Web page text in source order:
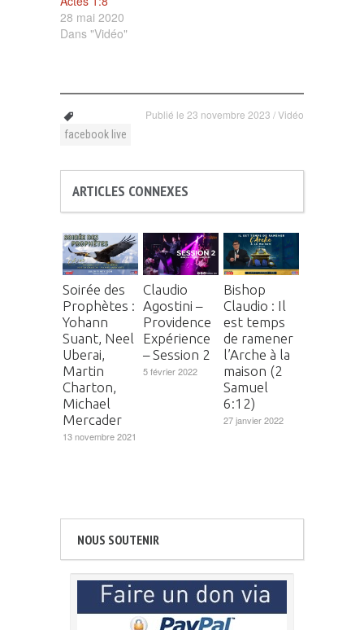
28 mai 2020
Dans "Vidéo"
Publié le 23 novembre 2023 /Vidéo
facebook live
ARTICLES CONNEXES
Soirée des
Prophètes :
Yohann
Suant, Neel
Uberai,
Martin
Charton,
Michael
Mercader
13 novembre 2021
Claudio
Agostini –
Providence
Expérience
– Session 2
5 février 2022
Bishop
Claudio : Il
est temps
de ramener
l’Arche à la
maison (2
Samuel
6:12)
27 janvier 2022
NOUS SOUTENIR